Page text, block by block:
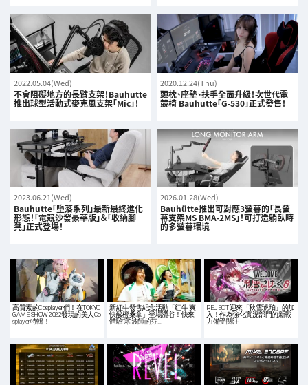
2022.05.04(Wed)
不會阻礙地方的長臂支架！Bauhutte
推出球型活動式麥克風支架「Mic」！
2020.12.24(Thu)
頭枕、座墊、扶手全面升級！次世代電
競椅 Bauhutte「G-530」正式發售！
2023.06.21(Wed)
Bauhutte「墮落系列」最新最終進化
形態！「電競沙發豪華版」＆「收納腳
凳」正式登場！
2026.01.28(Wed)
Bauhütte推出可對應3螢幕的「長螢
幕支架MS BMA-2MS」！可打造躺臥時
的多螢幕環境
高質素的Cosplayer們！在TOKYO
GAME SHOW 2022發現的美人Co
splayer特輯！
新紅牛發售紀念活動「紅牛 爽
快酸橙桑拿」登場澀谷！快來
體驗“寒”波師的芬…
REJECT 迎來「秋雪琥珀」的加
入！作為強化實況部門的新戰
力備受關注